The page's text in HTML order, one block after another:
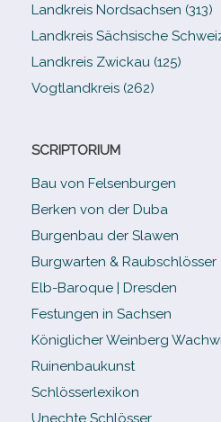
Landkreis Nordsachsen (313)
Landkreis Sächsische
Landkreis Zwickau (125)
Vogtlandkreis (262)
SCRIPTORIUM
Bau von Felsenburgen
Berken von der Duba
Burgenbau der Slawen
Burgwarten & Raubschlösser
Elb-​Baroque | Dresden
Festungen in Sachsen
Königlicher Weinberg
Ruinenbaukunst
Schlösserlexikon
Unechte Schlösser